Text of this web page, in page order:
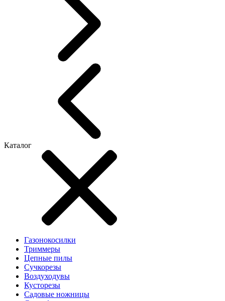
Каталог
Газонокосилки
Триммеры
Цепные пилы
Cучкорезы
Воздуходувы
Кусторезы
Садовые ножницы